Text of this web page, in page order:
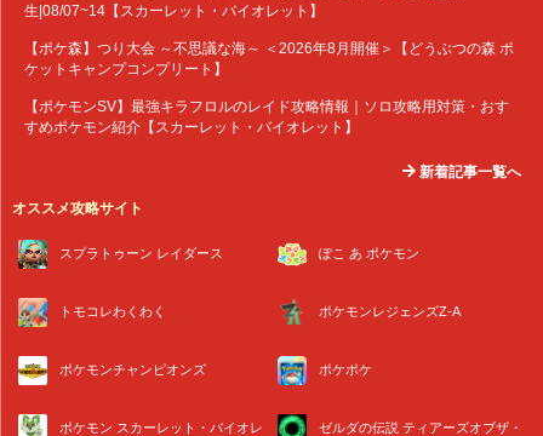
生|08/07~14【スカーレット・バイオレット】
【ポケ森】つり大会 ～不思議な海～ ＜2026年8月開催＞【どうぶつの森 ポ
ケットキャンプコンプリート】
【ポケモンSV】最強キラフロルのレイド攻略情報｜ソロ攻略用対策・おす
すめポケモン紹介【スカーレット・バイオレット】
新着記事一覧へ
オススメ攻略サイト
スプラトゥーン レイダース ぽこ あ ポケモン
トモコレわくわく ポケモンレジェンズZ-A
ポケモンチャンピオンズ ポケポケ
ポケモン スカーレット・バイオレ
ゼルダの伝説 ティアーズオブザ・